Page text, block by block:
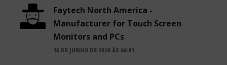
Faytech North America -
Manufacturer for Touch Screen
Monitors and PCs
16 DE JUNHO DE 2020 ÀS 06:01